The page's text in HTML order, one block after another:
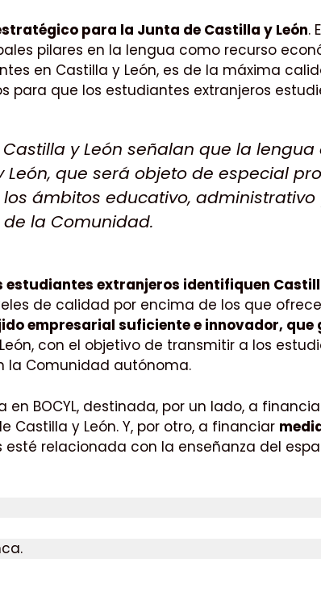
para la Junta de Castilla y León.
pilares en la lengua como recurso
en Castilla y León, es de la máxima
que los estudiantes extranjeros
y León señalan que la
que será objeto de especial
ámbitos educativo,
la Comunidad.
estudiantes extranjeros identifiquen
de calidad por encima de los que
empresarial suficiente e innovador,
con el objetivo de transmitir a los
la Comunidad autónoma.
BOCYL, destinada, por un lado, a
y León. Y, por otro, a financiar
relacionada con la enseñanza del